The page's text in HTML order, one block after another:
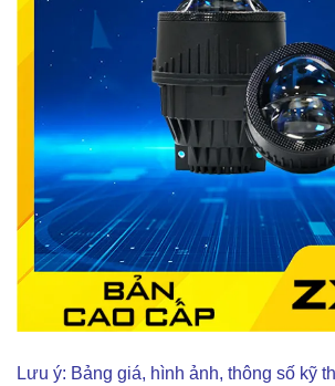
Lưu ý: Bảng giá, hình ảnh, thông số kỹ